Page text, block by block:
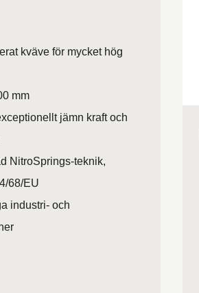
kväve för mycket hög
mm
jämn kraft och
NitroSprings-teknik,
68/EU
industri- och